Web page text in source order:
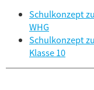
Schulkonzept
WHG
Schulkonzept
Klasse 10